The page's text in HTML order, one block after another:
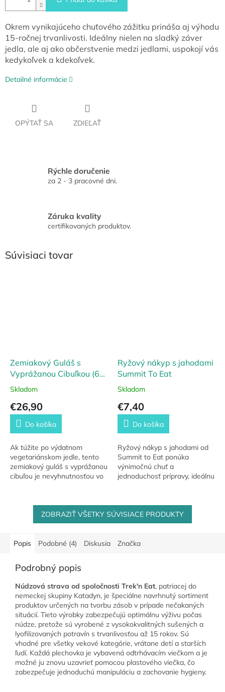
Okrem vynikajúceho chuťového zážitku prináša aj výhodu
15-ročnej trvanlivosti. Ideálny nielen na sladký záver
jedla, ale aj ako občerstvenie medzi jedlami, uspokojí vás
kedykoľvek a kdekoľvek.
Detailné informácie
OPÝTAŤ SA ZDIEĽAŤ
Rýchle doručenie
za 2 - 3 pracovné dni.
Záruka kvality
certifikovaných produktov.
Súvisiaci tovar
Zemiakový Guláš s
Vyprážanou Cibuľkou (6
porcií) Emergency Food
Skladom
€26,90
Do košíka
Ak túžite po výdatnom
vegetariánskom jedle, tento
zemiakový guláš s vyprážanou
cibuľou je nevyhnutnosťou vo
uspokojenie...
Ryžový nákyp s jahodami
Summit To Eat
Skladom
€7,40
Do košíka
Ryžový nákyp s jahodami od
Summit to Eat ponúka
výnimočnú chuť a
jednoduchosť prípravy, ideálnu
ZOBRAZIŤ VŠETKY SÚVISIACE PRODUKTY
Popis Podobné (4) Diskusia Značka
Podrobný popis
Núdzová strava od spoločnosti Trek'n Eat, patriacej do
nemeckej skupiny Katadyn, je špeciálne navrhnutý sortiment
produktov určených na tvorbu zásob v prípade nečakaných
situácií. Tieto výrobky zabezpečujú optimálnu výživu počas
núdze, pretože sú vyrobené z vysokokvalitných sušených a
lyofilizovaných potravín s trvanlivosťou až 15 rokov. Sú
vhodné pre všetky vekové kategórie, vrátane detí a starších
ľudí. Každá plechovka je vybavená odtrhávacím viečkom a je
možné ju znovu uzavrieť pomocou plastového viečka, čo
zabezpečuje jednoduchú manipuláciu a zachovanie hygieny.